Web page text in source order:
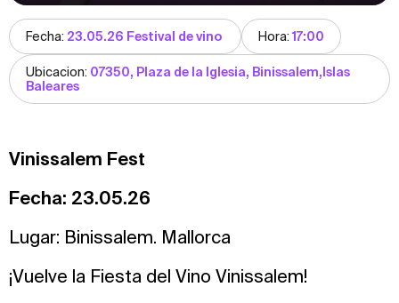
Fecha: 23.05.26 Festival de vino Hora:17:00
Ubicacion: 07350, Plaza de la Iglesia, Binissalem,Islas
Baleares
Vinissalem Fest
Fecha: 23.05.26
Lugar: Binissalem. Mallorca
¡Vuelve la Fiesta del Vino Vinissalem!